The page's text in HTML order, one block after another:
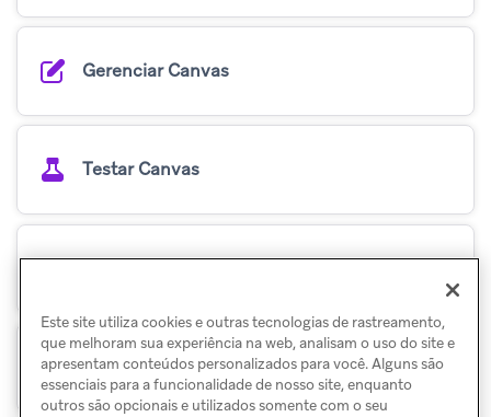
Gerenciar Canvas
Testar Canvas
Solução de problemas
Este site utiliza cookies e outras tecnologias de rastreamento,
que melhoram sua experiência na web, analisam o uso do site e
apresentam conteúdos personalizados para você. Alguns são
essenciais para a funcionalidade de nosso site, enquanto
outros são opcionais e utilizados somente com o seu